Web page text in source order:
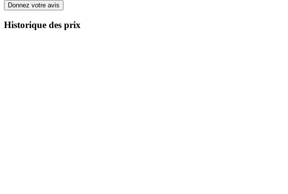
Donnez votre avis
Historique des prix